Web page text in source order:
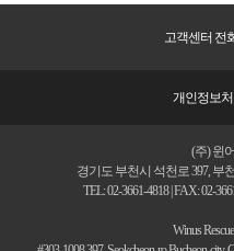
고객센터 전
개인정보
(주) 윈
경기도 부천시 석천로 397, 부
TEL: 02-3661-4818 | FAX: 02-
Winus